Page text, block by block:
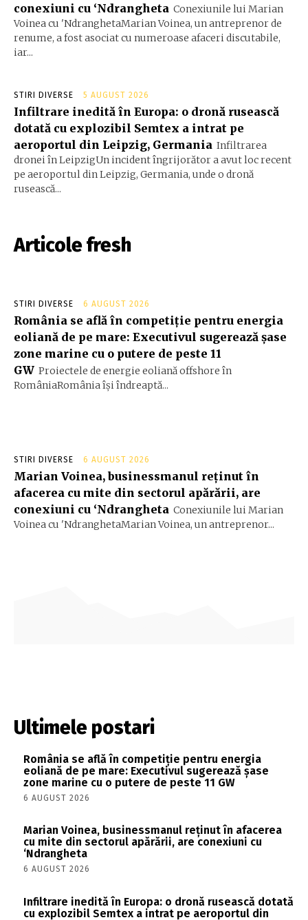
conexiuni cu ‘Ndrangheta Conexiunile lui Marian
Voinea cu 'NdranghetaMarian Voinea, un antreprenor de
renume, a fost asociat cu numeroase afaceri discutabile,
iar...
STIRI DIVERSE 5 AUGUST 2026
Infiltrare inedită în Europa: o dronă rusească
dotată cu explozibil Semtex a intrat pe
aeroportul din Leipzig, Germania Infiltrarea
dronei în LeipzigUn incident îngrijorător a avut loc recent
pe aeroportul din Leipzig, Germania, unde o dronă
rusească...
Articole fresh
STIRI DIVERSE 6 AUGUST 2026
România se află în competiție pentru energia
eoliană de pe mare: Executivul sugerează șase
zone marine cu o putere de peste 11
GW Proiectele de energie eoliană offshore în
RomâniaRomânia își îndreaptă...
STIRI DIVERSE 6 AUGUST 2026
Marian Voinea, businessmanul reținut în
afacerea cu mite din sectorul apărării, are
conexiuni cu ‘Ndrangheta Conexiunile lui Marian
Voinea cu 'NdranghetaMarian Voinea, un antreprenor...
Ultimele postari
România se află în competiție pentru energia
eoliană de pe mare: Executivul sugerează șase
zone marine cu o putere de peste 11 GW
6 AUGUST 2026
Marian Voinea, businessmanul reținut în afacerea
cu mite din sectorul apărării, are conexiuni cu
‘Ndrangheta
6 AUGUST 2026
Infiltrare inedită în Europa: o dronă rusească dotată
cu explozibil Semtex a intrat pe aeroportul din